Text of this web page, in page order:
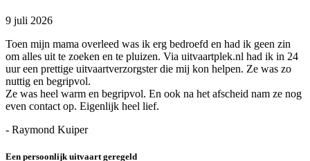
9 juli 2026
Toen mijn mama overleed was ik erg bedroefd en had ik geen zin
om alles uit te zoeken en te pluizen. Via uitvaartplek.nl had ik in 24
uur een prettige uitvaartverzorgster die mij kon helpen. Ze was zo
nuttig en begripvol.
Ze was heel warm en begripvol. En ook na het afscheid nam ze nog
even contact op. Eigenlijk heel lief.
- Raymond Kuiper
Een persoonlijk uitvaart geregeld